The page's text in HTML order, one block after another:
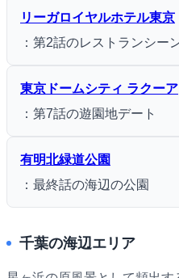
リーガロイヤルホテル東京
：第2話のレストランシー
東京ドームシティ ラクーア
：第7話の遊園地デート
有明北緑道公園
：最終話の海辺の公園
千葉の海辺エリア